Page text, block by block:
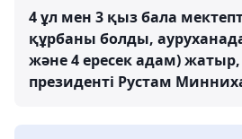
4 ұл мен 3 қыз бала
құрбаны болды,
және 4 ересек адам) жатыр,
президенті Рустам